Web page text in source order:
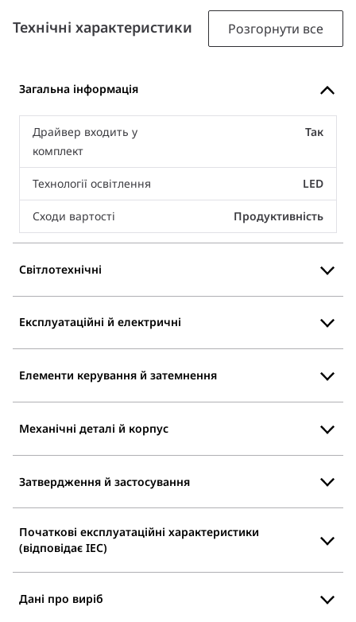
Технічні характеристики Розгорнути все
Загальна інформація
Драйвер входить у
комплект
Так
Технології освітлення LED
Сходи вартості Продуктивність
Світлотехнічні
Експлуатаційні й електричні
Елементи керування й затемнення
Механічні деталі й корпус
Затвердження й застосування
Початкові експлуатаційні характеристики
(відповідає IEC)
Дані про виріб